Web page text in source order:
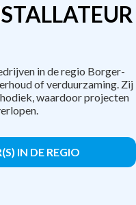
in de regio Borger-
of verduurzaming. Zij
waardoor projecten
IN DE REGIO